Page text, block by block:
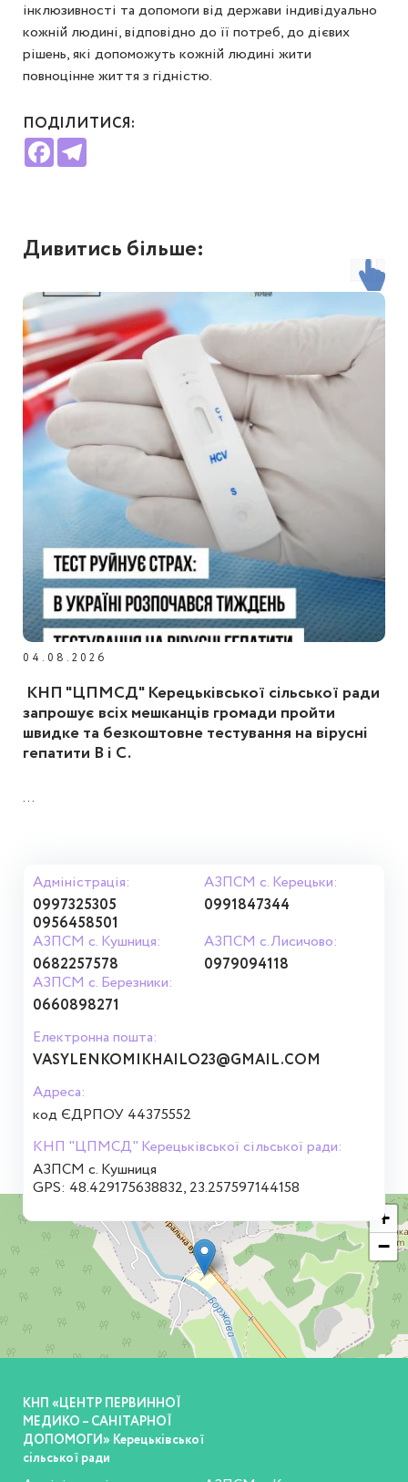
інклюзивності та допомоги від держави індивідуально
кожній людині, відповідно до її потреб, до дієвих
рішень, які допоможуть кожній людині жити
повноцінне життя з гідністю.
ПОДІЛИТИСЯ:
Facebook
Дивитись більше:
04.08.2026
КНП "ЦПМСД" Керецьківської сільської ради
запрошує всіх мешканців громади пройти
швидке та безкоштовне тестування на вірусні
гепатити B і C.
...
Адміністрація:
0997325305
0956458501
АЗПСМ с. Керецьки:
0991847344
АЗПСМ с. Кушниця:
0682257578
АЗПСМ с.Лисичово:
0979094118
АЗПСМ с. Березники:
0660898271
Електронна пошта:
VASYLENKOMIKHAILO23@GMAIL.COM
Адреса:
код ЄДРПОУ 44375552
КНП "ЦПМСД" Керецьківської сільської ради:
АЗПСМ с. Кушниця
GPS: 48.429175638832, 23.257597144158
+
−
КНП «ЦЕНТР ПЕРВИННОЇ
МЕДИКО – САНІТАРНОЇ
ДОПОМОГИ» Керецьківської
сільської ради